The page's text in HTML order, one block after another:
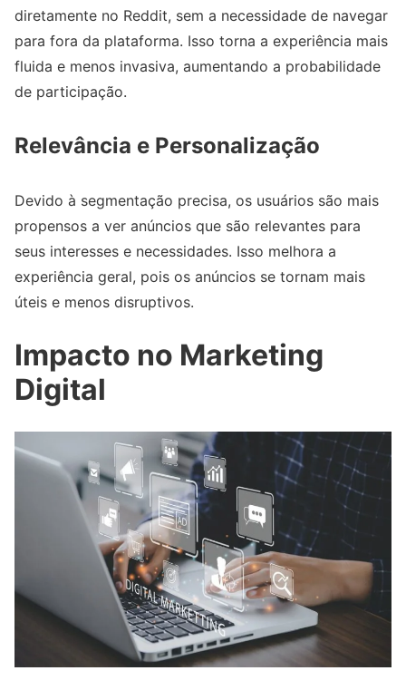
diretamente no Reddit, sem a necessidade de navegar
para fora da plataforma. Isso torna a experiência mais
fluida e menos invasiva, aumentando a probabilidade
de participação.
Relevância e Personalização
Devido à segmentação precisa, os usuários são mais
propensos a ver anúncios que são relevantes para
seus interesses e necessidades. Isso melhora a
experiência geral, pois os anúncios se tornam mais
úteis e menos disruptivos.
Impacto no Marketing
Digital